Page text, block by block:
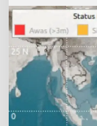
i
e
i
t